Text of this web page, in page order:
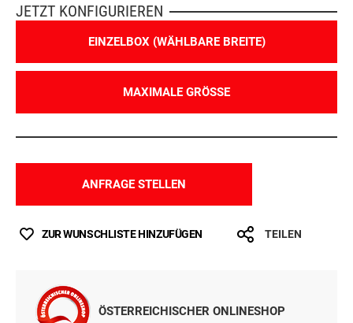
JETZT KONFIGURIEREN
EINZELBOX (WÄHLBARE BREITE)
MAXIMALE GRÖSSE
ANFRAGE STELLEN
ZUR WUNSCHLISTE HINZUFÜGEN TEILEN
ÖSTERREICHISCHER ONLINESHOP